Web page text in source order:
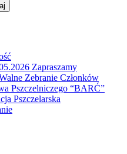
Zapraszamy
Zebranie Członków
Pszczelniczego “BARĆ”
Pszczelarska